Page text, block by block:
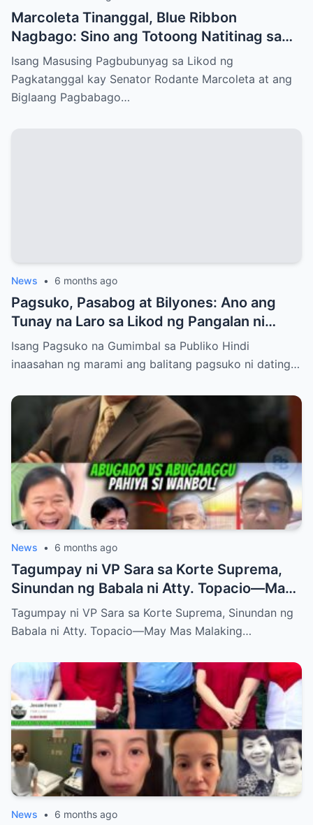
Marcoleta Tinanggal, Blue Ribbon
Nagbago: Sino ang Totoong Natitinag sa
Senado?
Isang Masusing Pagbubunyag sa Likod ng
Pagkatanggal kay Senator Rodante Marcoleta at ang
Biglaang Pagbabago…
News • 6 months ago
Pagsuko, Pasabog at Bilyones: Ano ang
Tunay na Laro sa Likod ng Pangalan ni
Bong Revilla Jr.?
Isang Pagsuko na Gumimbal sa Publiko Hindi
inaasahan ng marami ang balitang pagsuko ni dating…
News • 6 months ago
Tagumpay ni VP Sara sa Korte Suprema,
Sinundan ng Babala ni Atty. Topacio—May
Mas Malaking Laban Bang Paparating?
Tagumpay ni VP Sara sa Korte Suprema, Sinundan ng
Babala ni Atty. Topacio—May Mas Malaking…
News • 6 months ago